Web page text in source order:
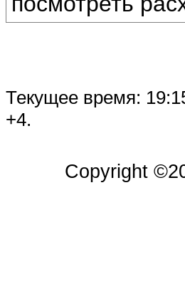
Текущее время:
+4.
Copyright